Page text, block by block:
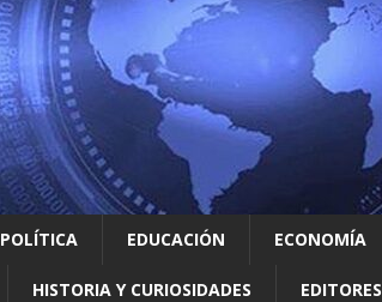
POLÍTICA EDUCACIÓN ECONOMÍA
HISTORIA Y CURIOSIDADES EDITORES